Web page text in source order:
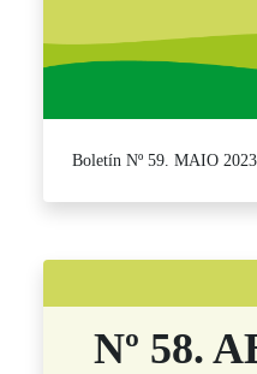
Boletín Nº 59. MAIO 2023
Nº 58.